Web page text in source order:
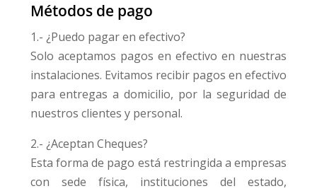
Métodos de pago
1.- ¿Puedo pagar en efectivo?
Solo aceptamos pagos en efectivo en nuestras
instalaciones. Evitamos recibir pagos en efectivo
para entregas a domicilio, por la seguridad de
nuestros clientes y personal.
2.- ¿Aceptan Cheques?
Esta forma de pago está restringida a empresas
con sede física, instituciones del estado,